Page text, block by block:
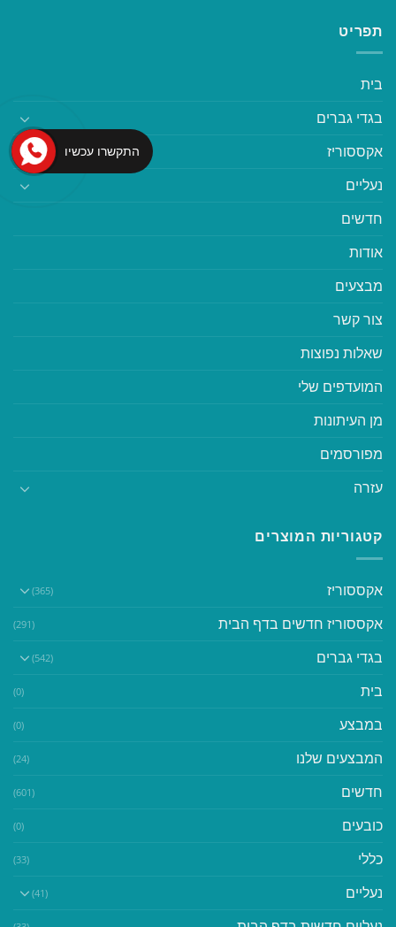
תפריט
בית
בגדי גברים
אקססוריז
נעליים
חדשים
אודות
מבצעים
צור קשר
שאלות נפוצות
המועדפים שלי
מן העיתונות
מפורסמים
עזרה
קטגוריות המוצרים
אקססוריז (365)
אקססוריז חדשים בדף הבית (291)
בגדי גברים (542)
בית (0)
במבצע (0)
המבצעים שלנו (24)
חדשים (601)
כובעים (0)
כללי (33)
נעליים (41)
התקשרו עכשיו